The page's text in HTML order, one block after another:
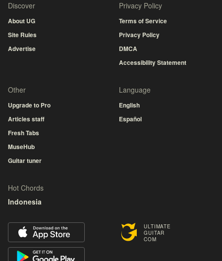
ULTIMATE
GUITAR
COM
Discover
About UG
Site Rules
Advertise
Privacy Policy
Terms of Service
Privacy Policy
DMCA
Accessibility Statement
Other
Upgrade to Pro
Articles staff
Fresh Tabs
MuseHub
Guitar tuner
Language
English
Español
Hot Chords
Indonesia